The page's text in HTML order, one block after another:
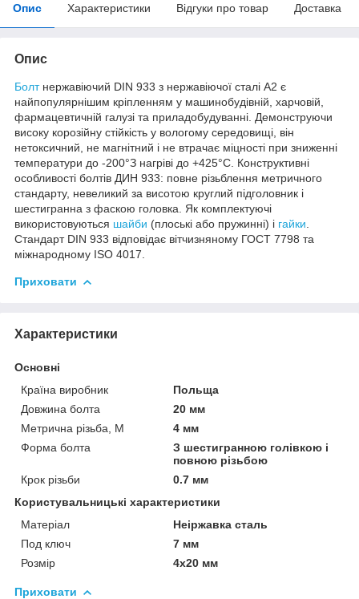
Опис Характеристики Відгуки про товар Доставка
Опис
Болтнержавіючий DIN 933 з нержавіючої сталі А2 є
найпопулярнішим кріпленням у машинобудівній, харчовій,
фармацевтичній галузі та приладобудуванні. Демонструючи
високу корозійну стійкість у вологому середовищі, він
нетоксичний, не магнітний і не втрачає міцності при зниженні
температури до -200°З нагріві до +425°С. Конструктивні
особливості болтів ДИН 933: повне різьблення метричного
стандарту, невеликий за висотою круглий підголовник і
шестигранна з фаскою головка. Як комплектуючі
використовуються шайби (плоські або пружинні) і гайки
Стандарт DIN 933 відповідає вітчизняному ГОСТ 7798 та
міжнародному ISO 4017.
Приховати
Характеристики
Основні
Країна виробник
Польща
Довжина болта
20 мм
Метрична різьба, М
4 мм
Форма болта
З шестигранною голівкою і
повною різьбою
Крок різьби
0.7 мм
Користувальницькі характеристики
Матеріал
Неіржавка сталь
Под ключ
7 мм
Розмір
4х20 мм
Приховати